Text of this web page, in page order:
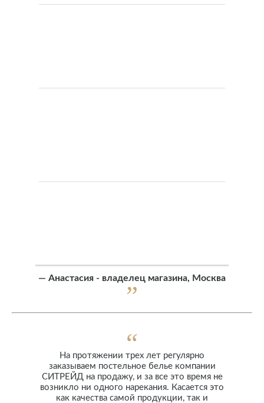
— Анастасия - владелец магазина, Москва
На протяжении трех лет регулярно
заказываем постельное белье компании
СИТРЕЙД на продажу, и за все это время не
возникло ни одного нарекания. Касается это
как качества самой продукции, так и